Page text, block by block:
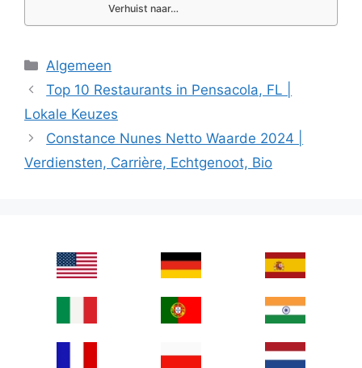
Verhuist naar…
Categories
Algemeen
Top 10 Restaurants in Pensacola, FL |
Lokale Keuzes
Constance Nunes Netto Waarde 2024 |
Verdiensten, Carrière, Echtgenoot, Bio